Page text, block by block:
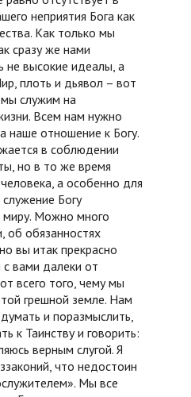
неприятия Бога как
Как только мы
сразу же нами
не высокие идеалы, а
плоть и дьявол – вот
служим на
Всем нам нужно
наше отношение к Богу.
в соблюдении
но в то же время
а особенно для
Богу
Можно много
об обязанностях
вы итак прекрасно
с вами далеки от
всего того, чему мы
грешной земле. Нам
и поразмыслить,
к Таинству и говорить:
верным слугой. Я
что недостоин
Мы все